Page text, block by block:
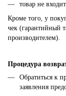
товар не
Кроме того, у
чек (гарантийный
производителем).
Процедура
Обратиться к
заявления